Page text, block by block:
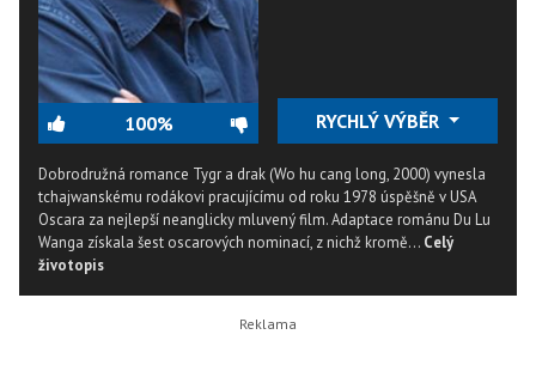
100% RYCHLÝ VÝBĚR
Dobrodružná romance Tygr a drak (Wo hu cang long, 2000) vynesla
tchajwanskému rodákovi pracujícímu od roku 1978 úspěšně v USA
Oscara za nejlepší neanglicky mluvený film. Adaptace románu Du Lu
Wanga získala šest oscarových nominací, z nichž kromě... Celý
životopis